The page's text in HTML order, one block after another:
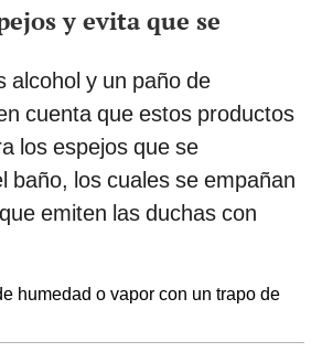
y evita que se
alcohol y un paño de
cuenta que estos productos
los espejos que se
baño, los cuales se empañan
emiten las duchas con
humedad o vapor con un trapo de